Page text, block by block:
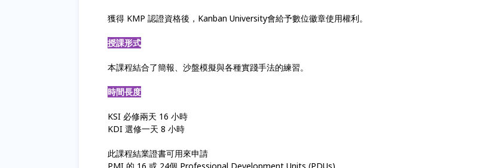
獲得 KMP 認證資格後，Kanban University會給予數位徽章使用權利。
授課形式
本課程結合了簡報、沙盤模擬與各種實踐手法的練習。
時間長度
KSI 必修兩天 16 小時
KDI 選修一天 8 小時
此課程結業證書可用來申請